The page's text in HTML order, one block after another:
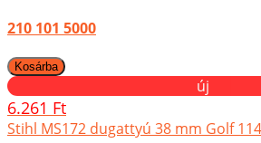
210 101 5000
új
6.261 Ft
Stihl MS172 dugattyú 38 mm Golf